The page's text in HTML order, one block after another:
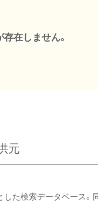
在しません。
元
た検索データベース。